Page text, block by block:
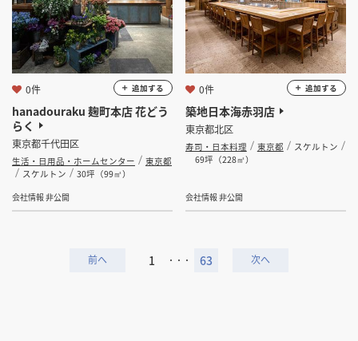
hanadouraku 麹町本店 花どう
らく
東京都千代田区
生活・日用品・ホームセンター
東京都
スケルトン
30坪（99㎡）
会社情報 非公開
0件 追加する
築地日本海赤羽店
東京都北区
寿司・日本料理 東京都
スケルトン
69坪（228㎡）
会社情報 非公開
0件 追加する
1 ・・・ 63